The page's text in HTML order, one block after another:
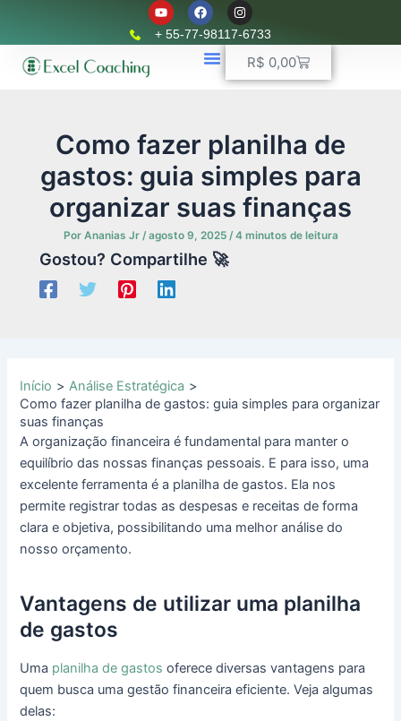
conteúdo
Y
o
u
t
F
a
c
e
b
o
I
n
s
t
r
+ 55-77-98117-6733
R$ 0,00Carrinho
Como fazer planilha de
gastos: guia simples para
organizar suas finanças
Por Ananias Jr /agosto 9, 2025 /4 minutos de leitura
Gostou? Compartilhe 🚀
Início
Análise Estratégica
Como fazer planilha de gastos: guia simples para organizar
suas finanças
A organização financeira é fundamental para manter o
equilíbrio das nossas finanças pessoais. E para isso, uma
excelente ferramenta é a planilha de gastos. Ela nos
permite registrar todas as despesas e receitas de forma
clara e objetiva, possibilitando uma melhor análise do
nosso orçamento.
Vantagens de utilizar uma planilha
de gastos
Uma planilha de gastos oferece diversas vantagens para
quem busca uma gestão financeira eficiente. Veja algumas
delas: